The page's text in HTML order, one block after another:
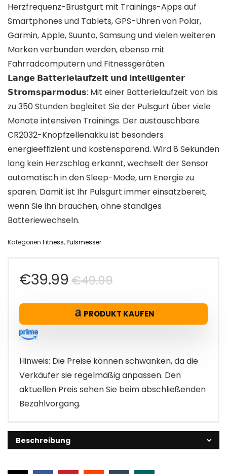
Herzfrequenz-Brustgurt mit Trainings-Apps auf
Smartphones und Tablets, GPS-Uhren von Polar,
Garmin, Apple, Suunto, Samsung und vielen weiteren
Marken verbunden werden, ebenso mit
Fahrradcomputern und Fitnessgeräten.
𝗟𝗮𝗻𝗴𝗲 𝗕𝗮𝘁𝘁𝗲𝗿𝗶𝗲𝗹𝗮𝘂𝗳𝘇𝗲𝗶𝘁 𝘂𝗻𝗱 𝗶𝗻𝘁𝗲𝗹𝗹𝗶𝗴𝗲𝗻𝘁𝗲𝗿
𝗦𝘁𝗿𝗼𝗺𝘀𝗽𝗮𝗿𝗺𝗼𝗱𝘂𝘀: Mit einer Batterielaufzeit von bis
zu 350 Stunden begleitet Sie der Pulsgurt über viele
Monate intensiven Trainings. Der austauschbare
CR2032-Knopfzellenakku ist besonders
energieeffizient und kostensparend. Wird 8 Sekunden
lang kein Herzschlag erkannt, wechselt der Sensor
automatisch in den Sleep-Mode, um Energie zu
sparen. Damit ist Ihr Pulsgurt immer einsatzbereit,
wenn Sie ihn brauchen, ohne ständiges
Batteriewechseln.
Kategorien Fitness,Pulsmesser
€49.99Ursprünglicher
Preis
war:
€39.99
Aktueller
Preis
ist:
PRODUKT KAUFEN
Hinweis: Die Preise können schwanken, da die
Verkäufer sie regelmäßig anpassen. Den
aktuellen Preis sehen Sie beim abschließenden
Bezahlvorgang.
Beschreibung